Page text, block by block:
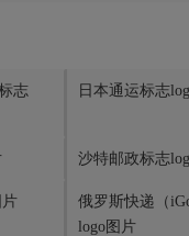
志
日本通运标志
沙特邮政标志
俄罗斯快递（
logo图片